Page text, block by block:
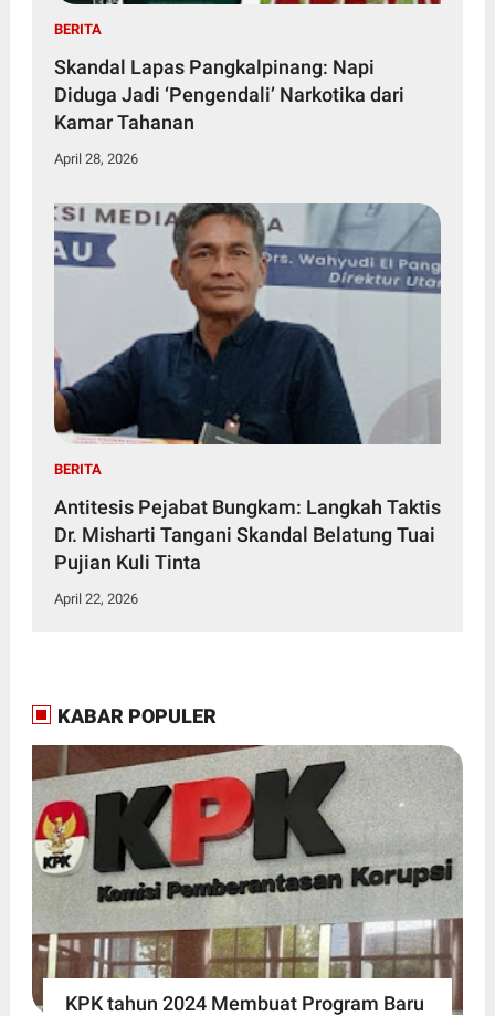
BERITA
Skandal Lapas Pangkalpinang: Napi
Diduga Jadi ‘Pengendali’ Narkotika dari
Kamar Tahanan
April 28, 2026
BERITA
Antitesis Pejabat Bungkam: Langkah Taktis
Dr. Misharti Tangani Skandal Belatung Tuai
Pujian Kuli Tinta
April 22, 2026
KABAR POPULER
KPK tahun 2024 Membuat Program Baru